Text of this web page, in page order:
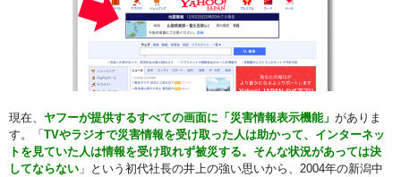
現在、 ヤフーが提供するすべての画面に「災害情報表示機能」 がありま
す。「 TVやラジオで災害情報を受け取った人は助かって、インターネッ
トを見ていた人は情報を受け取れず被災する。そんな状況があっては決
してならない 」という初代社長の井上の強い思いから、2004年の新潟中